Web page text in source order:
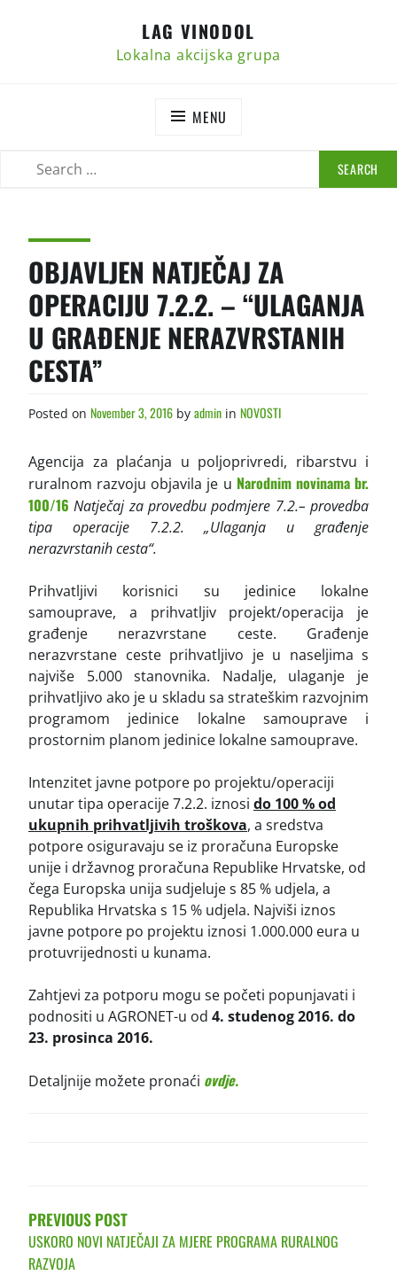
LAG VINODOL
Lokalna akcijska grupa
MENU
OBJAVLJEN NATJEČAJ ZA
OPERACIJU 7.2.2. – “ULAGANJA
U GRAĐENJE NERAZVRSTANIH
CESTA”
Posted on November 3, 2016 by admin in NOVOSTI
Agencija za plaćanja u poljoprivredi, ribarstvu i
ruralnom razvoju objavila je u Narodnim novinama br.
100/16 Natječaj za provedbu podmjere 7.2.– provedba
tipa operacije 7.2.2. „Ulaganja u građenje
nerazvrstanih cesta“.
Prihvatljivi korisnici su jedinice lokalne
samouprave, a prihvatljiv projekt/operacija je
građenje nerazvrstane ceste. Građenje
nerazvrstane ceste prihvatljivo je u naseljima s
najviše 5.000 stanovnika. Nadalje, ulaganje je
prihvatljivo ako je u skladu sa strateškim razvojnim
programom jedinice lokalne samouprave i
prostornim planom jedinice lokalne samouprave.
Intenzitet javne potpore po projektu/operaciji
unutar tipa operacije 7.2.2. iznosi do 100 % od
ukupnih prihvatljivih troškova, a sredstva
potpore osiguravaju se iz proračuna Europske
unije i državnog proračuna Republike Hrvatske, od
čega Europska unija sudjeluje s 85 % udjela, a
Republika Hrvatska s 15 % udjela. Najviši iznos
javne potpore po projektu iznosi 1.000.000 eura u
protuvrijednosti u kunama.
Zahtjevi za potporu mogu se početi popunjavati i
podnositi u AGRONET-u od 4. studenog 2016. do
23. prosinca 2016.
Detaljnije možete pronaći ovdje.
PREVIOUS POST
USKORO NOVI NATJEČAJI ZA MJERE PROGRAMA RURALNOG
RAZVOJA